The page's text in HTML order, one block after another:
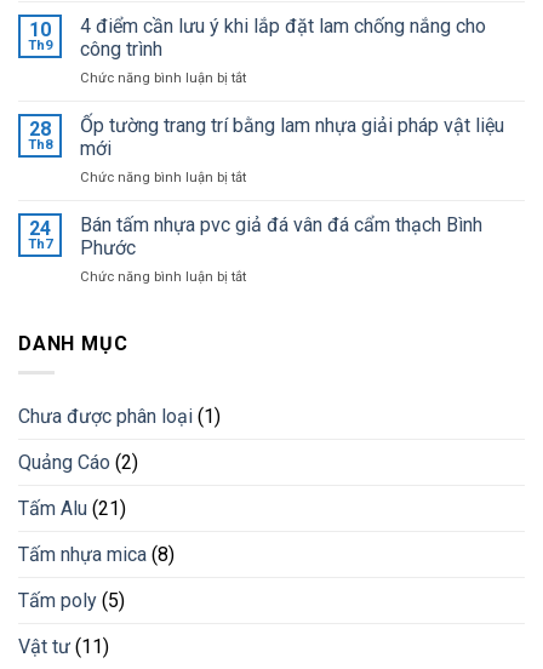
mới
giá
tại
đại
tư
cáo
giá
nhất
10
Th9
4 điểm cần lưu ý khi lắp đặt lam chống nắng cho
công trình
Chức năng bình luận bị tắtở
điểm
cần
ý
lắp
chống
28
Th8
Ốp tường trang trí bằng lam nhựa giải pháp vật liệu
mới
Chức năng bình luận bị tắtở
tường
trang
bằng
24
Th7
Bán tấm nhựa pvc giả đá vân đá cẩm thạch Bình
Phước
Chức năng bình luận bị tắtở
DANH MỤC
Chưa được phân loại (1)
Quảng Cáo (2)
Tấm Alu (21)
Tấm nhựa mica (8)
Tấm poly (5)
Vật tư (11)